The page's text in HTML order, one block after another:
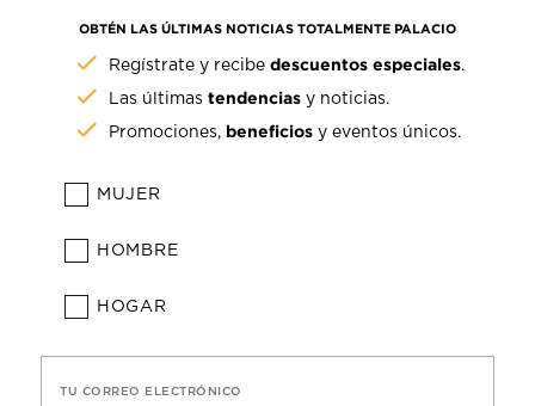
OBTÉN LAS ÚLTIMAS NOTICIAS TOTALMENTE PALACIO
Regístrate y recibedescuentos especiales.
Las últimastendencias y noticias.
Promociones, beneficios y eventos únicos.
MUJER
HOMBRE
HOGAR
TU CORREO ELECTRÓNICO